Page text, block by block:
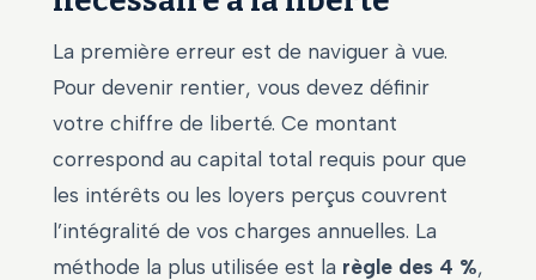
La première erreur est de naviguer à vue.
Pour devenir rentier, vous devez définir
votre chiffre de liberté. Ce montant
correspond au capital total requis pour que
les intérêts ou les loyers perçus couvrent
l’intégralité de vos charges annuelles. La
méthode la plus utilisée est la règle des 4 %,